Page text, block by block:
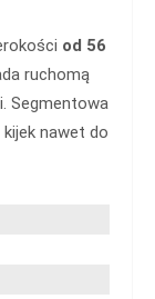
od 56
ruchomą
Segmentowa
nawet do